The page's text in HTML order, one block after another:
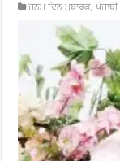
ਜਨਮ ਦਿਨ ਮੁਬਾਰਕ,ਪੰਜਾਬੀ